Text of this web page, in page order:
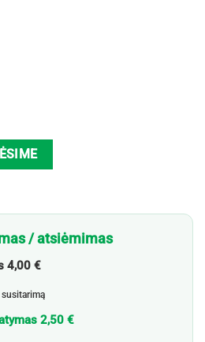
/ atsiėmimas
4,00 €
susitarimą
2,50 €